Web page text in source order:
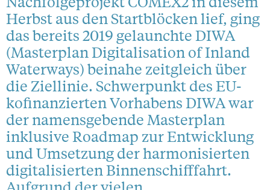
Herbst aus den Startblöcken lief, ging
das bereits 2019 gelaunchte DIWA
(Masterplan Digitalisation of Inland
Waterways) beinahe zeitgleich über
die Ziellinie. Schwerpunkt des EU-
kofinanzierten Vorhabens DIWA war
der namensgebende Masterplan
inklusive Roadmap zur Entwicklung
und Umsetzung der harmonisierten
digitalisierten Binnenschifffahrt.